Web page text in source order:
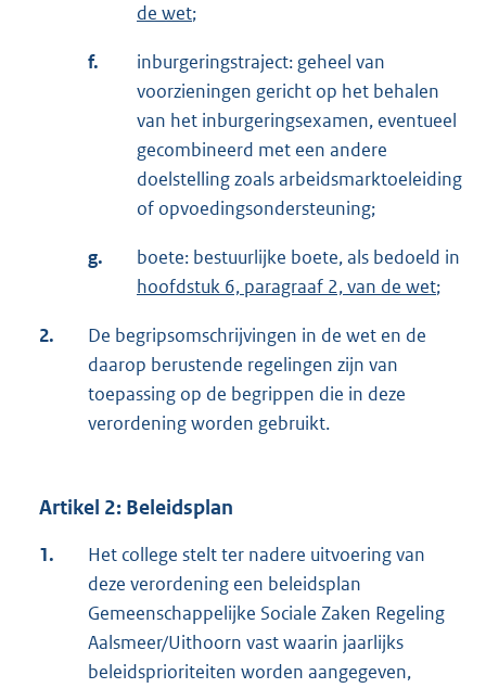
de wet;
f.
inburgeringstraject: geheel van
voorzieningen gericht op het behalen
van het inburgeringsexamen, eventueel
gecombineerd met een andere
doelstelling zoals arbeidsmarktoeleiding
of opvoedingsondersteuning;
g.
boete: bestuurlijke boete, als bedoeld in
hoofdstuk 6, paragraaf 2, van de wet;
2.
De begripsomschrijvingen in de wet en de
daarop berustende regelingen zijn van
toepassing op de begrippen die in deze
verordening worden gebruikt.
Artikel 2: Beleidsplan
1.
Het college stelt ter nadere uitvoering van
deze verordening een beleidsplan
Gemeenschappelijke Sociale Zaken Regeling
Aalsmeer/Uithoorn vast waarin jaarlijks
beleidsprioriteiten worden aangegeven,